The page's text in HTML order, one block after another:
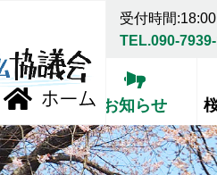
受付時間
TEL.090-
お知らせ